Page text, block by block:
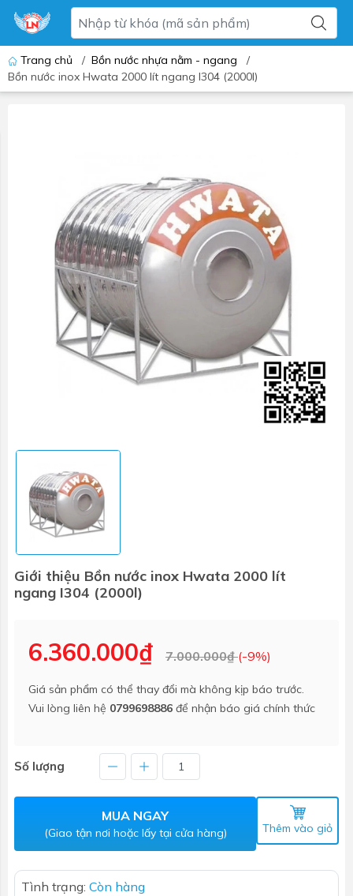
Trang chủ / Bồn nước nhựa nằm - ngang
/
Bồn nước inox Hwata 2000 lít ngang I304 (2000l)
Giới thiệu Bồn nước inox Hwata 2000 lít
ngang I304 (2000l)
6.360.000₫ 7.000.000₫(-9%)
Giá sản phẩm có thể thay đổi mà không kịp báo trước.
Vui lòng liên hệ 0799698886 để nhận báo giá chính thức
Số lượng
MUA NGAY
(Giao tận nơi hoặc lấy tại cửa hàng) Thêm vào giỏ
Tình trạng: Còn hàng